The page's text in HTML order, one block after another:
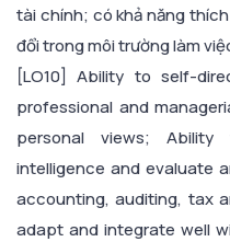
tài chính; có khả năng
đổi trong môi trường làm
[LO10] Ability to self-
professional and
personal views;
intelligence and evaluate
accounting, auditing, tax
adapt and integrate well